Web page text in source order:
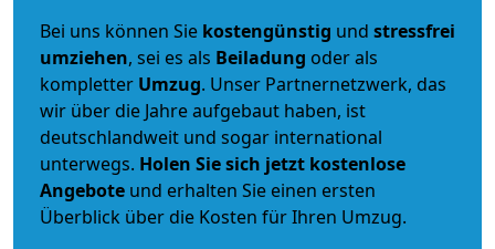
Bei uns können Sie kostengünstig und stressfrei
umziehen, sei es als Beiladung oder als
kompletter Umzug. Unser Partnernetzwerk, das
wir über die Jahre aufgebaut haben, ist
deutschlandweit und sogar international
unterwegs. Holen Sie sich jetzt kostenlose
Angebote und erhalten Sie einen ersten
Überblick über die Kosten für Ihren Umzug.